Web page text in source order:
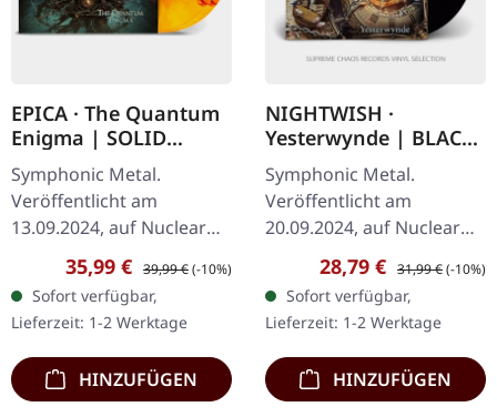
EPICA · The Quantum
Enigma | SOLID
YELLOW/RED
MARBLED 2LP
Symphonic Metal.
Veröffentlicht am
13.09.2024, auf Nuclear
Blast Records. Gelb-rot
marmoriertes Doppel-
Vinyl im Gatefold-Cover.
Die niederländischen…
Verkaufspreis:
35,99 € Regulärer Preis:
39,99 €(-10%)
Sofort verfügbar,
Lieferzeit: 1-2 Werktage
HINZUFÜGEN
NIGHTWISH ·
Yesterwynde | BLACK
2LP
Symphonic Metal.
Veröffentlicht am
20.09.2024, auf Nuclear
Blast Records. Schwarzes
Doppel-Vinyl im Gatefold-
Cover. Nightwish kehrt
mit ihrem zehnten…
Verkaufspreis:
28,79 € Regulärer Preis:
31,99 €(-10%)
Sofort verfügbar,
Lieferzeit: 1-2 Werktage
HINZUFÜGEN